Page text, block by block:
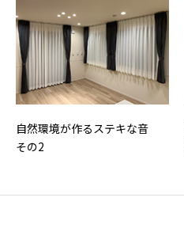
自然環境が作るステキな音
その2